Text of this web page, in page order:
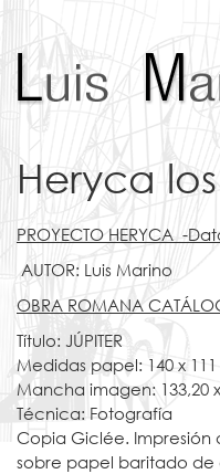
Heryca
PROYECTO HERYCA -
AUTOR: Luis Marino
OBRA ROMANA
Título: JÚPITER
Medidas papel: 140 x
Mancha imagen: 133,20
Técnica: Fotografía
Copia Giclée. Impresión
sobre papel baritado